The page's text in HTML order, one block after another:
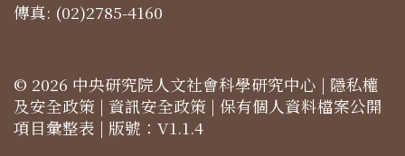
傳真: (02)2785-4160
© 2026 中央研究院人文社會科學研究中心 | 隱私權
及安全政策 | 資訊安全政策 | 保有個人資料檔案公開
項目彙整表 | 版號：V1.1.4